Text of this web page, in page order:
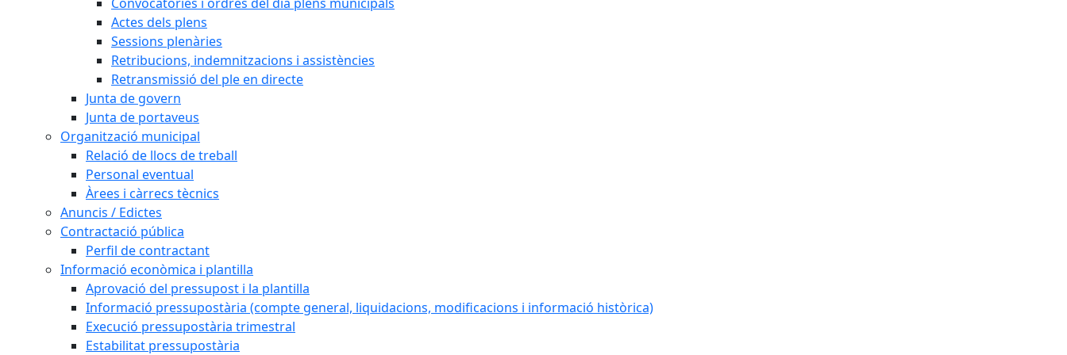
Actes dels plens
Sessions plenàries
Retribucions, indemnitzacions i assistències
Retransmissió del ple en directe
Junta de govern
Junta de portaveus
Organització municipal
Relació de llocs de treball
Personal eventual
Àrees i càrrecs tècnics
Anuncis / Edictes
Contractació pública
Perfil de contractant
Informació econòmica i plantilla
Aprovació del pressupost i la plantilla
Informació pressupostària (compte general, liquidacions, modificacions i informació històrica)
Execució pressupostària trimestral
Estabilitat pressupostària